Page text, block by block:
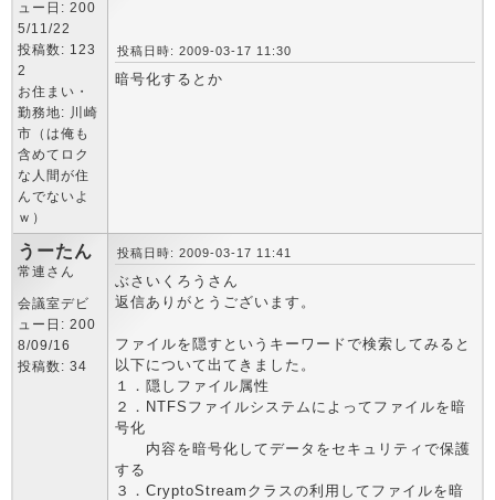
ュー日: 200
5/11/22
投稿数: 123
2
お住まい・
勤務地: 川崎
市（は俺も
含めてロク
な人間が住
んでないよ
ｗ）
投稿日時: 2009-03-17 11:30
暗号化するとか
うーたん
常連さん
会議室デビ
ュー日: 200
8/09/16
投稿数: 34
投稿日時: 2009-03-17 11:41
ぶさいくろうさん
返信ありがとうございます。
ファイルを隠すというキーワードで検索してみると
以下について出てきました。
１．隠しファイル属性
２．NTFSファイルシステムによってファイルを暗
号化
内容を暗号化してデータをセキュリティで保護
する
３．CryptoStreamクラスの利用してファイルを暗